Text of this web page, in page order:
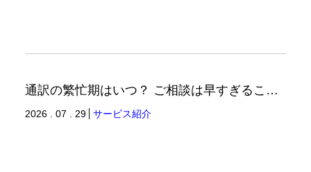
通訳の繁忙期はいつ？ ご相談は早すぎることはありません。（通訳ブログ）
2026 . 07 . 29 サービス紹介